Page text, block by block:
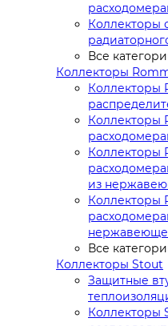
Коллекторы
Все
Коллекторы
Коллекторы
Коллекторы
Коллекторы
из
Коллекторы
Все
Коллекторы Stout
Защитные
Коллекторы